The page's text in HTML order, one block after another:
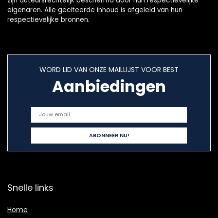
eigenaren. Alle geciteerde inhoud is afgeleid van hun
respectievelijke bronnen.
WORD LID VAN ONZE MAILLIJST VOOR BEST
Aanbiedingen
Snelle links
Home